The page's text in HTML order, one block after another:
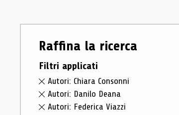
Raffina la ricerca
Filtri applicati
Autori: Chiara Consonni
Autori: Danilo Deana
Autori: Federica Viazzi